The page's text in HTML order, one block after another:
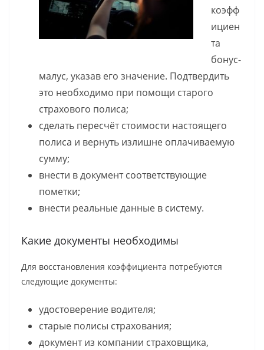
коэфф
ициен
та
бонус-
малус, указав его значение. Подтвердить
это необходимо при помощи старого
страхового полиса;
сделать пересчёт стоимости настоящего
полиса и вернуть излишне оплачиваемую
сумму;
внести в документ соответствующие
пометки;
внести реальные данные в систему.
Какие документы необходимы
Для восстановления коэффициента потребуются
следующие документы:
удостоверение водителя;
старые полисы страхования;
документ из компании страховщика,